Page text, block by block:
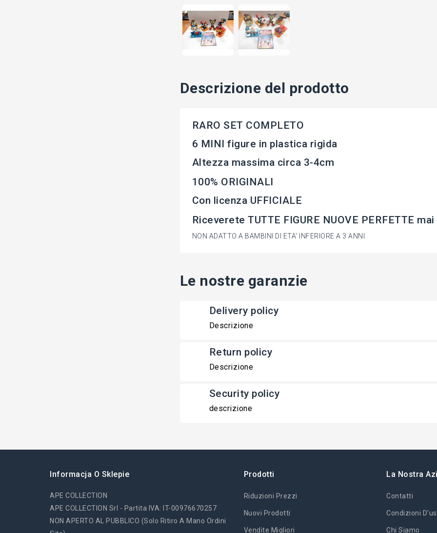
Descrizione del prodotto
RARO SET COMPLETO
6 MINI figure in plastica rigida
Altezza massima circa 3-4cm
100% ORIGINALI
Con licenza UFFICIALE
Riceverete TUTTE FIGURE NUOVE PERFETTE
NON ADATTO A BAMBINI DI ETA' INFERIORE A 3 ANNI
Le nostre garanzie
Delivery policy
Descrizione
Return policy
Descrizione
Security policy
descrizione
Informacja O Sklepie
APE COLLECTION
APE COLLECTION Srl - Partita IVA: IT-00976670257
NON APERTO AL PUBBLICO (solo Ritiro A Mano Ordini
Prodotti
Riduzioni Prezzi
Nuovi Prodotti
Vendite Migliori
La Nostra
Contatti
Condizioni
Chi Siamo